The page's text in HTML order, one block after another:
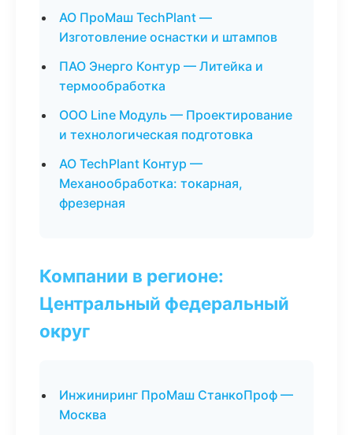
АО ПроМаш TechPlant —
Изготовление оснастки и штампов
ПАО Энерго Контур — Литейка и
термообработка
ООО Line Модуль — Проектирование
и технологическая подготовка
АО TechPlant Контур —
Механообработка: токарная,
фрезерная
Компании в регионе:
Центральный федеральный
округ
Инжиниринг ПроМаш СтанкоПроф —
Москва